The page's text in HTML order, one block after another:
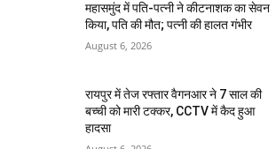
महासमुंद में पति-पत्नी ने कीटनाशक का सेवन
किया, पति की मौत; पत्नी की हालत गंभीर
August 6, 2026
रायपुर में तेज रफ्तार वैगनआर ने 7 साल की
बच्ची को मारी टक्कर, CCTV में कैद हुआ
हादसा